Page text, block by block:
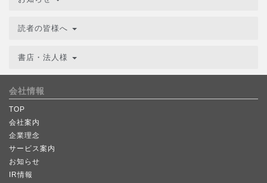
読者の皆様へ
書店・法人様
会社情報
TOP
会社案内
企業理念
サービス案内
お知らせ
IR情報